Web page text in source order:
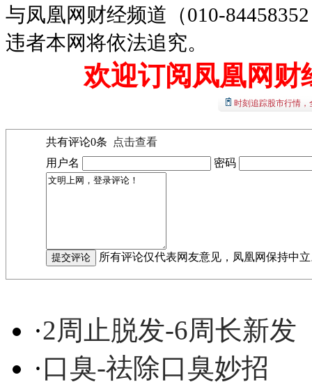
与凤凰网财经频道（010-
违者本网将依法追究。
欢迎订阅凤凰网财
时刻追踪股市行情
共有评论0条
点击查看
用户名
密码
所有评论仅代表网友意见，凤凰网保持中
·2周止脱发-6周长新发
·口臭-祛除口臭妙招